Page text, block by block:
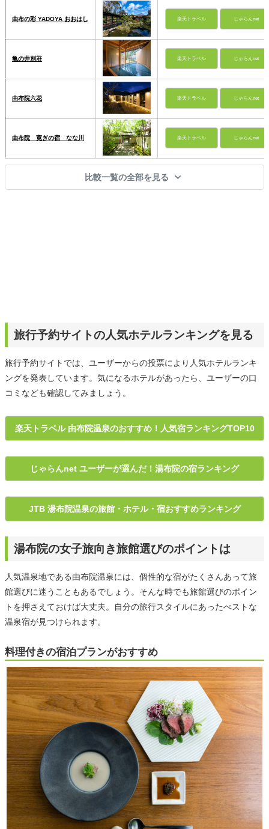
由布の彩 YADOYA おおはし 楽天トラベル じゃらんnet
亀の井別荘 楽天トラベル じゃらんnet
由布院六花 楽天トラベル じゃらんnet
由布院 寛ぎの宿 なな川 楽天トラベル じゃらんnet
比較一覧の全部を見る
旅行予約サイトの人気ホテルランキングを見る
旅行予約サイトでは、ユーザーからの投票により人気ホテルランキ
ングを発表しています。気になるホテルがあったら、ユーザーの口
コミなども確認してみましょう。
楽天トラベル 由布院温泉のおすすめ！人気宿ランキングTOP10
じゃらんnet ユーザーが選んだ！湯布院の宿ランキング
JTB 湯布院温泉の旅館・ホテル・宿おすすめランキング
湯布院の女子旅向き旅館選びのポイントは
人気温泉地である由布院温泉には、個性的な宿がたくさんあって旅
館選びに迷うこともあるでしょう。そんな時でも旅館選びのポイン
トを押さえておけば大丈夫。自分の旅行スタイルにあったべストな
温泉宿が見つけられます。
料理付きの宿泊プランがおすすめ